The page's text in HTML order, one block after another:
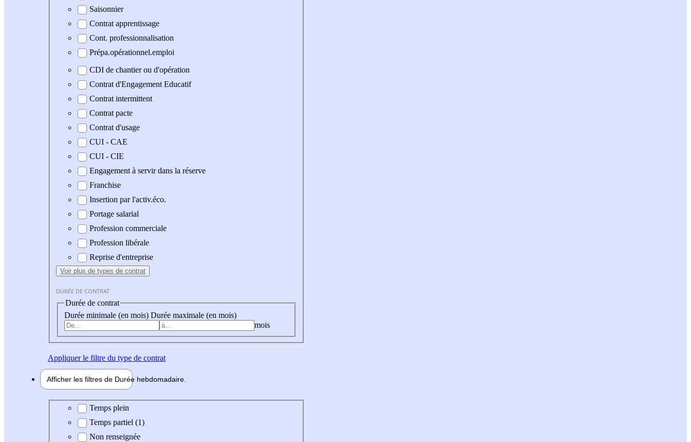
Saisonnier
Contrat apprentissage
Cont. professionnalisation
Prépa.opérationnel.emploi
CDI de chantier ou d'opération
Contrat d'Engagement Educatif
Contrat intermittent
Contrat pacte
Contrat d'usage
CUI - CAE
CUI - CIE
Engagement à servir dans la réserve
Franchise
Insertion par l'activ.éco.
Portage salarial
Profession commerciale
Profession libérale
Reprise d'entreprise
Voir plus de types de contrat
DURÉE DE CONTRAT
Durée de contrat
Durée minimale (en mois) Durée maximale (en mois)
mois
Appliquerle filtre du type de contrat
Afficher les filtres de Durée hebdomadaire
Durée hebdomadaire
Temps plein
Temps partiel (1)
Non renseignée